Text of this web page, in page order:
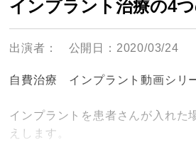
インプラント治療の4
出演者： 公開日：2020/03/24
自費治療 インプラント動画シリ
インプラントを患者さんが入れた
えします。